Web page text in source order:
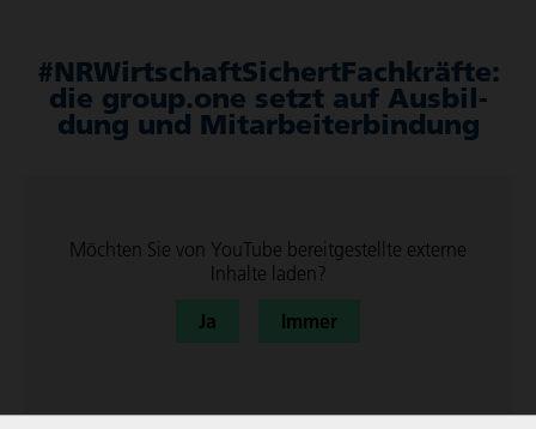
#NRWirt­schaft­Si­chertFach­kräfte:
die group.one setzt auf Ausbil­
dung und Mitar­bei­ter­bin­dung
Möchten Sie von YouTube bereit­ge­stellte externe
Inhalte laden?
Ja
Immer